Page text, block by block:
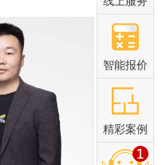
智能报价
精彩案例